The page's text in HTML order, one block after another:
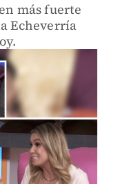
más fuerte
Echeverría